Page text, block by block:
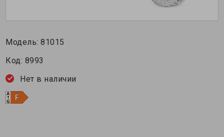
Модель:81015
Код: 8993
Нет в наличии